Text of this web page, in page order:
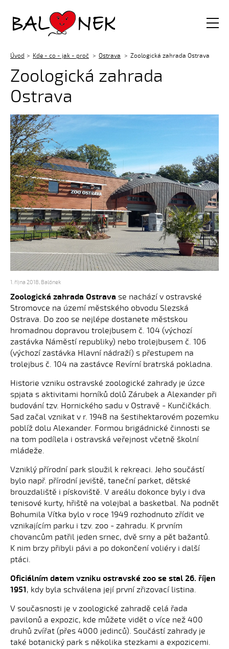
Balónek z.s.
Úvod Kde - co - jak - proč Ostrava Zoologická zahrada Ostrava
Zoologická zahrada
Ostrava
1. října 2018, Balónek
Zoologická zahrada Ostrava se nachází v ostravské
Stromovce na území městského obvodu Slezská
Ostrava. Do zoo se nejlépe dostanete městskou
hromadnou dopravou trolejbusem č. 104 (výchozí
zastávka Náměstí republiky) nebo trolejbusem č. 106
(výchozí zastávka Hlavní nádraží) s přestupem na
trolejbus č. 104 na zastávce Revírní bratrská pokladna.
Historie vzniku ostravské zoologické zahrady je úzce
spjata s aktivitami horníků dolů Zárubek a Alexander při
budování tzv. Hornického sadu v Ostravě - Kunčičkách.
Sad začal vznikat v r. 1948 na šestihektarovém pozemku
poblíž dolu Alexander. Formou brigádnické činnosti se
na tom podílela i ostravská veřejnost včetně školní
mládeže.
Vzniklý přírodní park sloužil k rekreaci. Jeho součástí
bylo např. přírodní jeviště, taneční parket, dětské
brouzdaliště i pískoviště. V areálu dokonce byly i dva
tenisové kurty, hřiště na volejbal a basketbal. Na podnět
Bohumila Vítka bylo v roce 1949 rozhodnuto zřídit ve
vznikajícím parku i tzv. zoo - zahradu. K prvním
chovancům patřil jeden srnec, dvě srny a pět bažantů.
K nim brzy přibyli pávi a po dokončení voliéry i další
ptáci.
Oficiálním datem vzniku ostravské zoo se stal 26. říjen
1951, kdy byla schválena její první zřizovací listina.
V současnosti je v zoologické zahradě celá řada
pavilonů a expozic, kde můžete vidět o více než 400
druhů zvířat (přes 4000 jedinců). Součástí zahrady je
také botanický park s několika stezkami a expozicemi.